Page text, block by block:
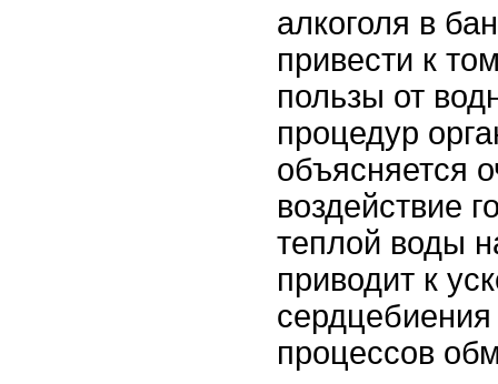
алкоголя в
привести к
пользы от
процедур
объясняется
воздействие
теплой воды
приводит к
процессов